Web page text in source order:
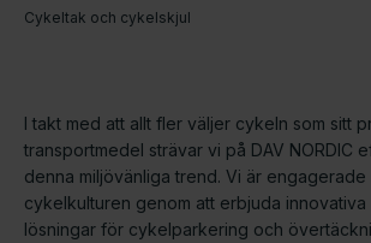
Cykeltak och cykelskjul
I takt med att allt fler väljer cykeln som sitt
transportmedel strävar vi på DAV NORDIC
denna miljövänliga trend. Vi är engagerade
cykelkulturen genom att erbjuda
lösningar för cykelparkering och